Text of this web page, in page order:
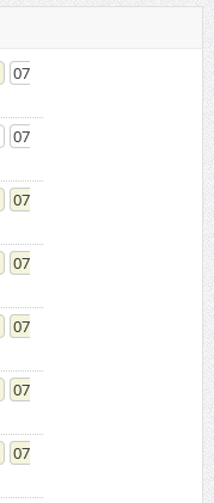
07
07
07
07
07
07
07